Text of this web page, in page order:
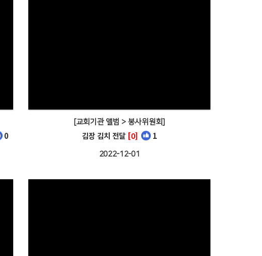
0
[교회기관 앨범 > 봉사위원회]
김장 김치 전달 [0] 1
2022-12-01